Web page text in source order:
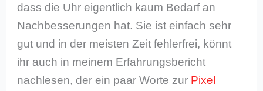
dass die Uhr eigentlich kaum Bedarf an
Nachbesserungen hat. Sie ist einfach sehr
gut und in der meisten Zeit fehlerfrei, könnt
ihr auch in meinem Erfahrungsbericht
nachlesen, der ein paar Worte zur Pixel